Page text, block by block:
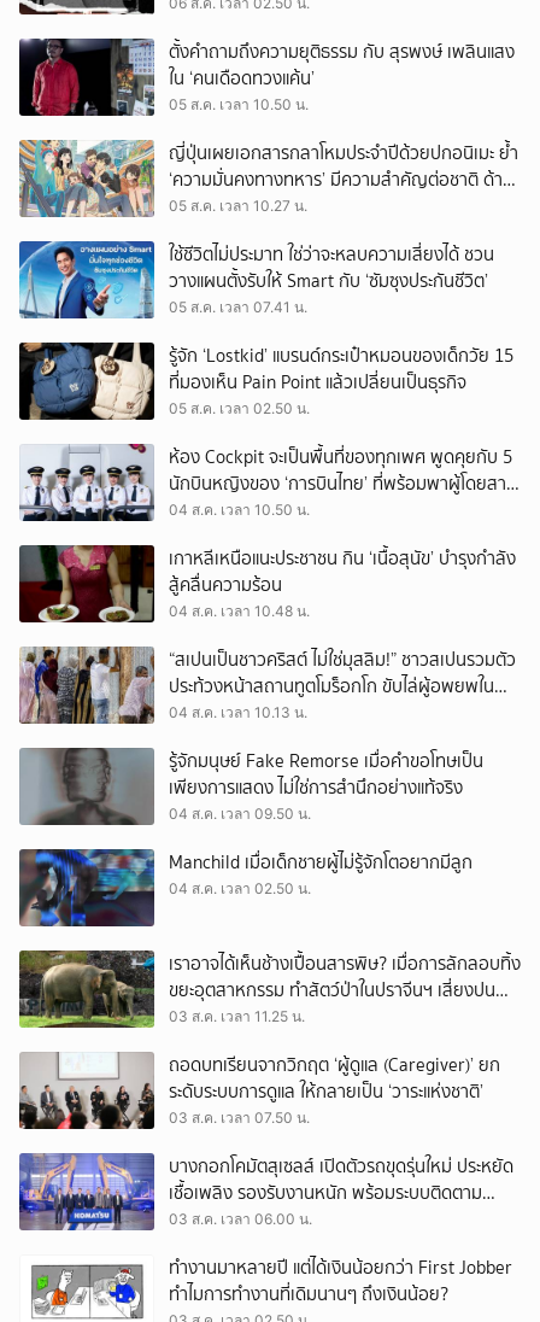
ตั้งคำถามถึงความยุติธรรม กับ สุรพงษ์ เพลินแสง
ใน ‘คนเดือดทวงแค้น’
05 ส.ค. เวลา 10.50 น.
ญี่ปุ่นเผยเอกสารกลาโหมประจำปีด้วยปกอนิเมะ ย้ำ
‘ความมั่นคงทางทหาร’ มีความสำคัญต่อชาติ ด้าน
จีนเตือน ขออย่าซ้ำรอยประวัติศาสตร์
05 ส.ค. เวลา 10.27 น.
ใช้ชีวิตไม่ประมาท ใช่ว่าจะหลบความเสี่ยงได้ ชวน
วางแผนตั้งรับให้ Smart กับ ‘ซัมซุงประกันชีวิต’
05 ส.ค. เวลา 07.41 น.
รู้จัก ‘Lostkid’ แบรนด์กระเป๋าหมอนของเด็กวัย 15
ที่มองเห็น Pain Point แล้วเปลี่ยนเป็นธุรกิจ
05 ส.ค. เวลา 02.50 น.
ห้อง Cockpit จะเป็นพื้นที่ของทุกเพศ พูดคุยกับ 5
นักบินหญิงของ ‘การบินไทย’ ที่พร้อมพาผู้โดยสาร
บินไปทั่วโลก
04 ส.ค. เวลา 10.50 น.
เกาหลีเหนือแนะประชาชน กิน ‘เนื้อสุนัข’ บำรุงกำลัง
สู้คลื่นความร้อน
04 ส.ค. เวลา 10.48 น.
“สเปนเป็นชาวคริสต์ ไม่ใช่มุสลิม!” ชาวสเปนรวมตัว
ประท้วงหน้าสถานทูตโมร็อกโก ขับไล่ผู้อพยพใน
เมืองเซวตาออกนอกประเทศ
04 ส.ค. เวลา 10.13 น.
รู้จักมนุษย์ Fake Remorse เมื่อคำขอโทษเป็น
เพียงการแสดง ไม่ใช่การสำนึกอย่างแท้จริง
04 ส.ค. เวลา 09.50 น.
Manchild เมื่อเด็กชายผู้ไม่รู้จักโตอยากมีลูก
04 ส.ค. เวลา 02.50 น.
เราอาจได้เห็นช้างเปื้อนสารพิษ? เมื่อการลักลอบทิ้ง
ขยะอุตสาหกรรม ทำสัตว์ป่าในปราจีนฯ เสี่ยงปน
เปื้อน
03 ส.ค. เวลา 11.25 น.
ถอดบทเรียนจากวิกฤต ‘ผู้ดูแล (Caregiver)’ ยก
ระดับระบบการดูแล ให้กลายเป็น ‘วาระแห่งชาติ’
03 ส.ค. เวลา 07.50 น.
บางกอกโคมัตสุเซลส์ เปิดตัวรถขุดรุ่นใหม่ ประหยัด
เชื้อเพลิง รองรับงานหนัก พร้อมระบบติดตาม
เครื่องจักรผ่านดาวเทียม
03 ส.ค. เวลา 06.00 น.
ทำงานมาหลายปี แต่ได้เงินน้อยกว่า First Jobber
ทำไมการทำงานที่เดิมนานๆ ถึงเงินน้อย?